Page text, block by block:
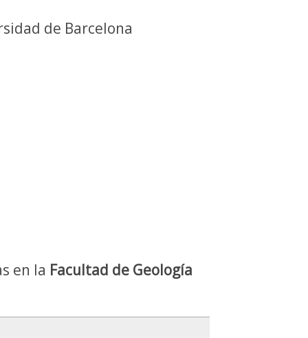
de Barcelona
en la Facultad de Geología